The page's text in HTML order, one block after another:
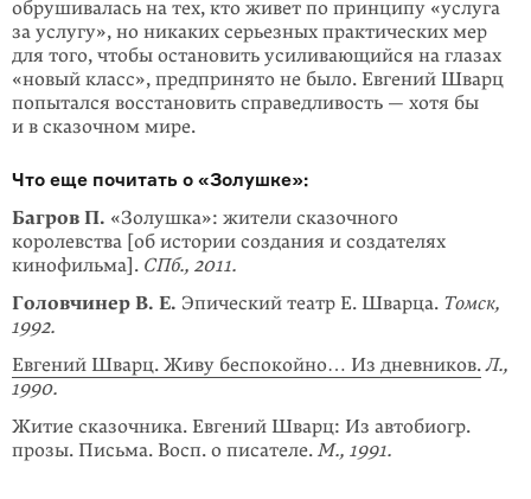
обрушивалась на тех, кто жи­вет по принципу «услуга
за услугу», но никаких серьезных практических мер
для того, чтобы остановить усиливающийся на глазах
«новый класс», предпри­нято не было. Евгений Шварц
попытался восстановить справедливость — хотя бы
и в сказочном мире.
Что еще почитать о «Золушке»:
Багров П. «Золушка»: жители сказочного
королевства [об истории создания и создателях
кинофильма]. СПб., 2011.
Головчинер В. Е. Эпический театр Е. Шварца. Томск,
1992.
Евгений Шварц. Живу беспокойно… Из дневников. Л.,
1990.
Житие сказочника. Евгений Шварц: Из автобиогр.
прозы. Письма. Восп. о писателе. М., 1991.